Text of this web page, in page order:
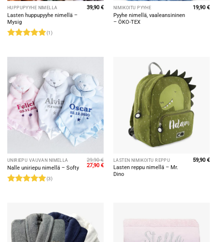
HUPPUPYYHE NIMELLÄ
Lasten huppupyyhe nimellä –
Mysig
/ 5
(1)
39,90€ NIMIKOITU PYYHE
Pyyhe nimellä, vaaleansininen
– ÖKO-TEX
19,90€
UNIRIEPU VAUVAN NIMELLÄ
Nalle uniriepu nimellä – Softy
(3)
29,90€
Alkuperäinen
hinta
27,90€Nykyinen
hinta
LASTEN NIMIKOITU REPPU
Lasten reppu nimellä – Mr.
Dino
59,90€